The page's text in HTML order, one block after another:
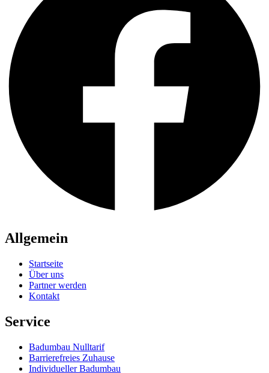
Allgemein
Startseite
Über uns
Partner werden
Kontakt
Service
Badumbau Nulltarif
Barrierefreies Zuhause
Individueller Badumbau